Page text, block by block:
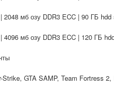
2048 мб озу DDR3 ECC | 90 ГБ
4096 мб озу DDR3 ECC | 120 ГБ
GTA SAMP, Team Fortress